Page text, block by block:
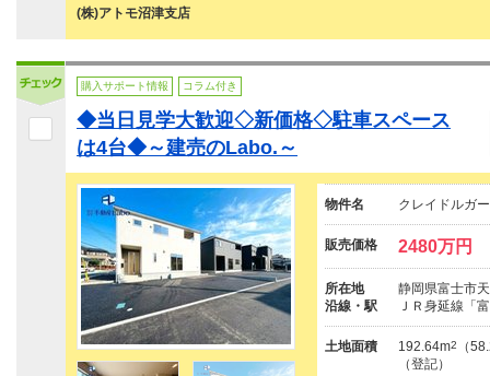
(株)アトモ沼津支店
購入サポート情報 コラム付き
◆当日見学大歓迎◇新価格◇駐車スペース
は4台◆～建売のLabo.～
物件名 クレイドルガ
販売価格 2480万円
所在地
静岡県富士市
沿線・駅
ＪＲ身延線「
土地面積 192.64m2
（
（登記）